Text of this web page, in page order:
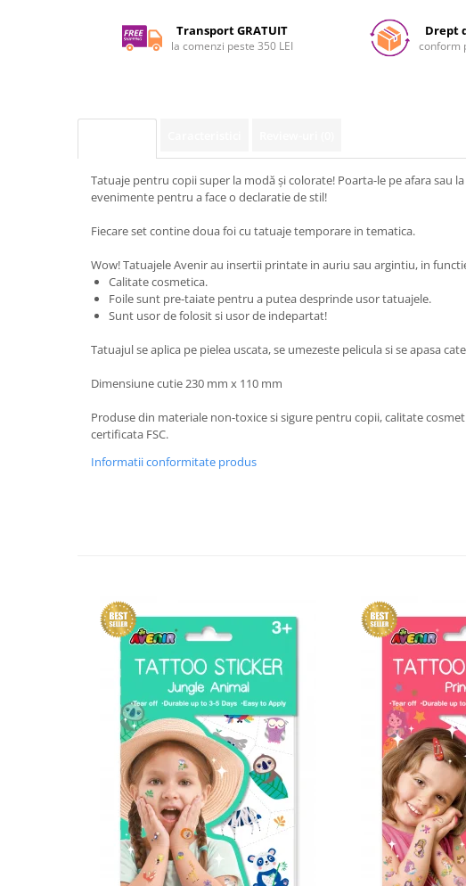
Facebook
Transport GRATUIT
la comenzi peste 350 LEI
Drept
conform
Tatuaje pentru copii super la modă și colorate! Poarta-le pe afara sau
evenimente pentru a face o declaratie de stil!
Fiecare set contine doua foi cu tatuaje temporare in tematica.
Wow! Tatuajele Avenir au insertii printate in auriu sau argintiu, in
Calitate cosmetica.
Foile sunt pre-taiate pentru a putea desprinde usor tatuajele.
Sunt usor de folosit si usor de indepartat!
Tatuajul se aplica pe pielea uscata, se umezeste pelicula si se apasa
Dimensiune cutie 230 mm x 110 mm
Produse din materiale non-toxice si sigure pentru copii, calitate
certificata FSC.
Informatii conformitate produs